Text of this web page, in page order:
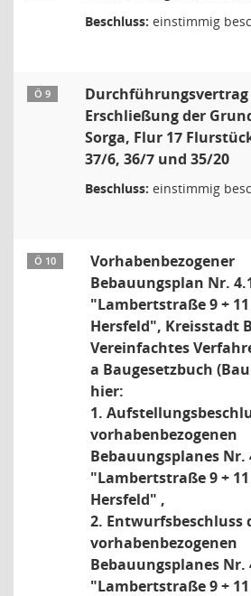
Beschluss: einstimmig
Ö 9
Erschließung der
Sorga, Flur 17
37/6, 36/7 und 35/20
Beschluss: einstimmig
Ö 10
Vorhabenbezogener
Bebauungsplan Nr.
"Lambertstraße 9 + 11
Hersfeld", Kreisstadt
Vereinfachtes
a Baugesetzbuch
hier:
1.
vorhabenbezogenen
Bebauungsplanes Nr.
"Lambertstraße 9 + 11
Hersfeld" ,
2. Entwurfsbeschluss
vorhabenbezogenen
Bebauungsplanes Nr.
"Lambertstraße 9 + 11